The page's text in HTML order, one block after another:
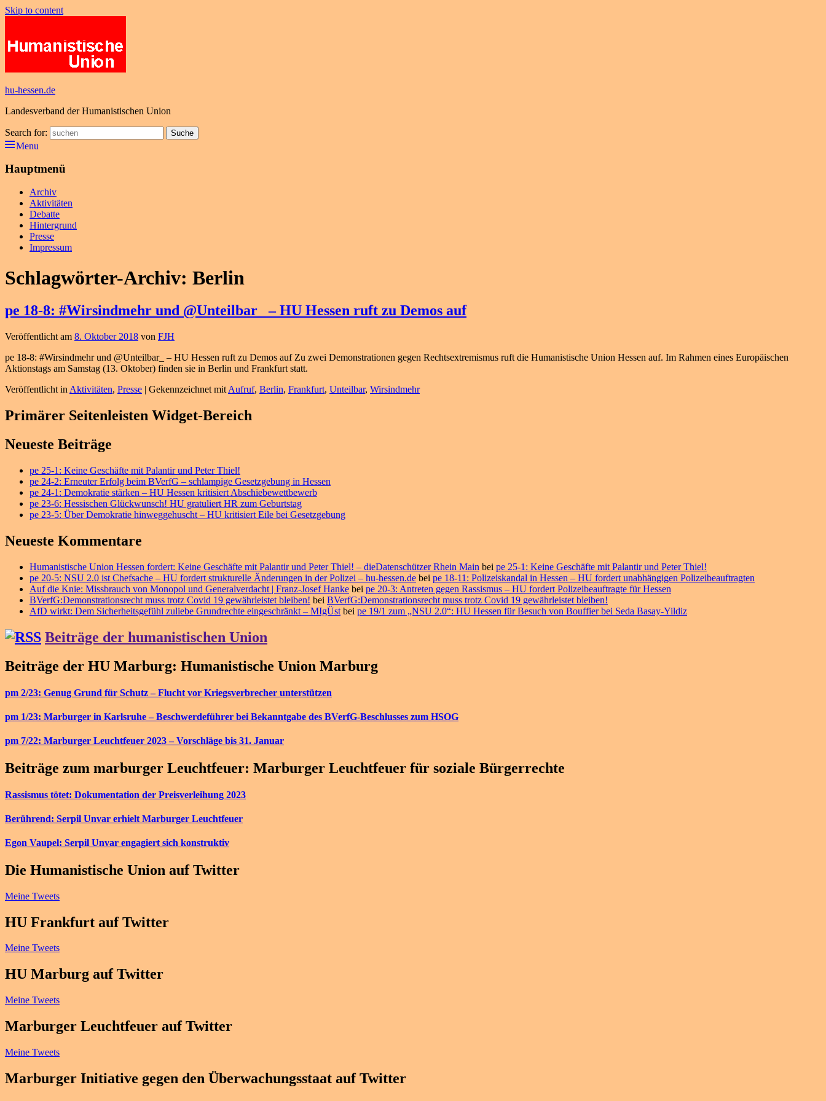
Skip to content
hu-hessen.de
Landesverband der Humanistischen Union
Search for: Suche
Menu
Hauptmenü
Archiv
Aktivitäten
Debatte
Hintergrund
Presse
Impressum
Schlagwörter-Archiv: Berlin
pe 18-8: #Wirsindmehr und @Unteilbar_ – HU Hessen ruft zu Demos auf
Veröffentlicht am 8. Oktober 2018 von FJH
pe 18-8: #Wirsindmehr und @Unteilbar_ – HU Hessen ruft zu Demos auf Zu zwei Demonstrationen gegen Rechtsextremismus ruft die Humanistische Union Hessen auf. Im Rahmen eines Europäischen
Aktionstags am Samstag (13. Oktober) finden sie in Berlin und Frankfurt statt.
Veröffentlicht in Aktivitäten, Presse | Gekennzeichnet mit Aufruf, Berlin, Frankfurt, Unteilbar, Wirsindmehr
Primärer Seitenleisten Widget-Bereich
Neueste Beiträge
pe 25-1: Keine Geschäfte mit Palantir und Peter Thiel!
pe 24-2: Erneuter Erfolg beim BVerfG – schlampige Gesetzgebung in Hessen
pe 24-1: Demokratie stärken – HU Hessen kritisiert Abschiebewettbewerb
pe 23-6: Hessischen Glückwunsch! HU gratuliert HR zum Geburtstag
pe 23-5: Über Demokratie hinweggehuscht – HU kritisiert Eile bei Gesetzgebung
Neueste Kommentare
Humanistische Union Hessen fordert: Keine Geschäfte mit Palantir und Peter Thiel! – dieDatenschützer Rhein Main bei pe 25-1: Keine Geschäfte mit Palantir und Peter Thiel!
pe 20-5: NSU 2.0 ist Chefsache – HU fordert strukturelle Änderungen in der Polizei – hu-hessen.de bei pe 18-11: Polizeiskandal in Hessen – HU fordert unabhängigen Polizeibeauftragten
Auf die Knie: Missbrauch von Monopol und Generalverdacht | Franz-Josef Hanke bei pe 20-3: Antreten gegen Rassismus – HU fordert Polizeibeauftragte für Hessen
BVerfG:Demonstrationsrecht muss trotz Covid 19 gewährleistet bleiben! bei BVerfG:Demonstrationsrecht muss trotz Covid 19 gewährleistet bleiben!
AfD wirkt: Dem Sicherheitsgefühl zuliebe Grundrechte eingeschränkt – MIgÜst bei pe 19/1 zum „NSU 2.0“: HU Hessen für Besuch von Bouffier bei Seda Basay-Yildiz
Beiträge der humanistischen Union
Beiträge der HU Marburg: Humanistische Union Marburg
pm 2/23: Genug Grund für Schutz – Flucht vor Kriegsverbrecher unterstützen
pm 1/23: Marburger in Karlsruhe – Beschwerdeführer bei Bekanntgabe des BVerfG-Beschlusses zum HSOG
pm 7/22: Marburger Leuchtfeuer 2023 – Vorschläge bis 31. Januar
Beiträge zum marburger Leuchtfeuer: Marburger Leuchtfeuer für soziale Bürgerrechte
Rassismus tötet: Dokumentation der Preisverleihung 2023
Berührend: Serpil Unvar erhielt Marburger Leuchtfeuer
Egon Vaupel: Serpil Unvar engagiert sich konstruktiv
Die Humanistische Union auf Twitter
Meine Tweets
HU Frankfurt auf Twitter
Meine Tweets
HU Marburg auf Twitter
Meine Tweets
Marburger Leuchtfeuer auf Twitter
Meine Tweets
Marburger Initiative gegen den Überwachungsstaat auf Twitter